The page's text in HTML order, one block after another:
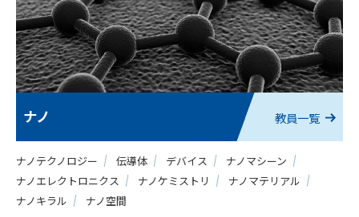
ナノ 教員一覧
ナノテクノロジー 伝導体 デバイス
ナノマシーン
ナノエレクトロニクス
ナノケミストリ
ナノマテリアル
ナノキラル
ナノ空間